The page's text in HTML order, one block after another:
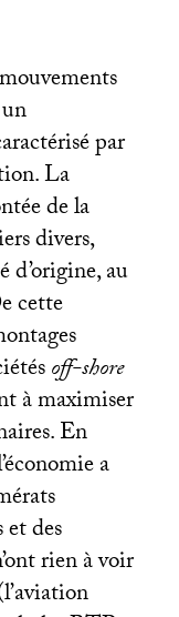
par
La
de la
divers,
d’origine, au
cette
off-shore
à maximiser
En
a
des
rien à voir